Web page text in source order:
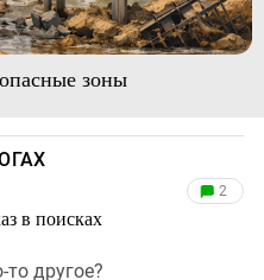
зоны
в поисках
2
другое?